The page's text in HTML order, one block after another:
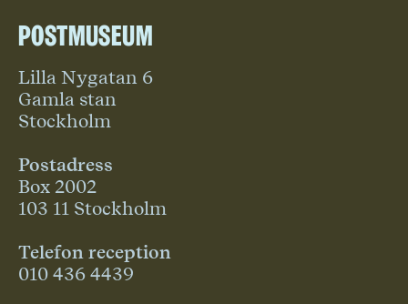
Postmuseum
Lilla Nygatan 6
Gamla stan
Stockholm
Postadress
Box 2002
103 11 Stockholm
Telefon reception
010 436 4439